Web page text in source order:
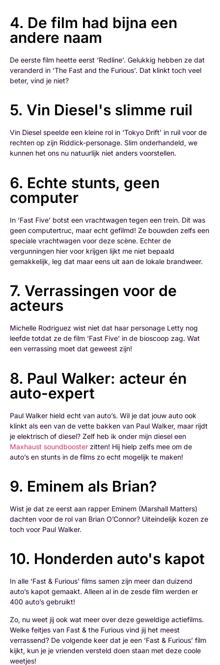
4. De film had bijna een
andere naam
De eerste film heette eerst ‘Redline’. Gelukkig hebben ze dat
veranderd in ‘The Fast and the Furious’. Dat klinkt toch veel
beter, vind je niet?
5. Vin Diesel's slimme ruil
Vin Diesel speelde een kleine rol in ‘Tokyo Drift’ in ruil voor de
rechten op zijn Riddick-personage. Slim onderhandeld, we
kunnen het ons nu natuurlijk niet anders voorstellen.
6. Echte stunts, geen
computer
In ‘Fast Five’ botst een vrachtwagen tegen een trein. Dit was
geen computertruc, maar echt gefilmd! Ze bouwden zelfs een
speciale vrachtwagen voor deze scène. Echter de
vergunningen hier voor krijgen lijkt me niet bepaald
gemakkelijk, leg dat maar eens uit aan de lokale brandweer.
7. Verrassingen voor de
acteurs
Michelle Rodriguez wist niet dat haar personage Letty nog
leefde totdat ze de film ‘Fast Five’ in de bioscoop zag. Wat
een verrassing moet dat geweest zijn!
8. Paul Walker: acteur én
auto-expert
Paul Walker hield echt van auto’s. Wil je dat jouw auto ook
klinkt als een van de vette bakken van Paul Walker, maar rijdt
je elektrisch of diesel? Zelf heb ik onder mijn diesel een
Maxhaust soundbooster zitten! Hij hielp zelfs mee om de
auto’s en stunts in de films zo echt mogelijk te maken!
9. Eminem als Brian?
Wist je dat ze eerst aan rapper Eminem (Marshall Matters)
dachten voor de rol van Brian O’Connor? Uiteindelijk kozen ze
toch voor Paul Walker.
10. Honderden auto's kapot
In alle ‘Fast & Furious’ films samen zijn meer dan duizend
auto’s kapot gemaakt. Alleen al in de zesde film werden er
400 auto’s gebruikt!
Zo, nu weet jij ook wat meer over deze geweldige actiefilms.
Welke feitjes van Fast & the Furious vind jij het meest
verrassend? De volgende keer dat je een ‘Fast & Furious’ film
kijkt, kun je je vrienden versteld doen staan met deze coole
weetjes!